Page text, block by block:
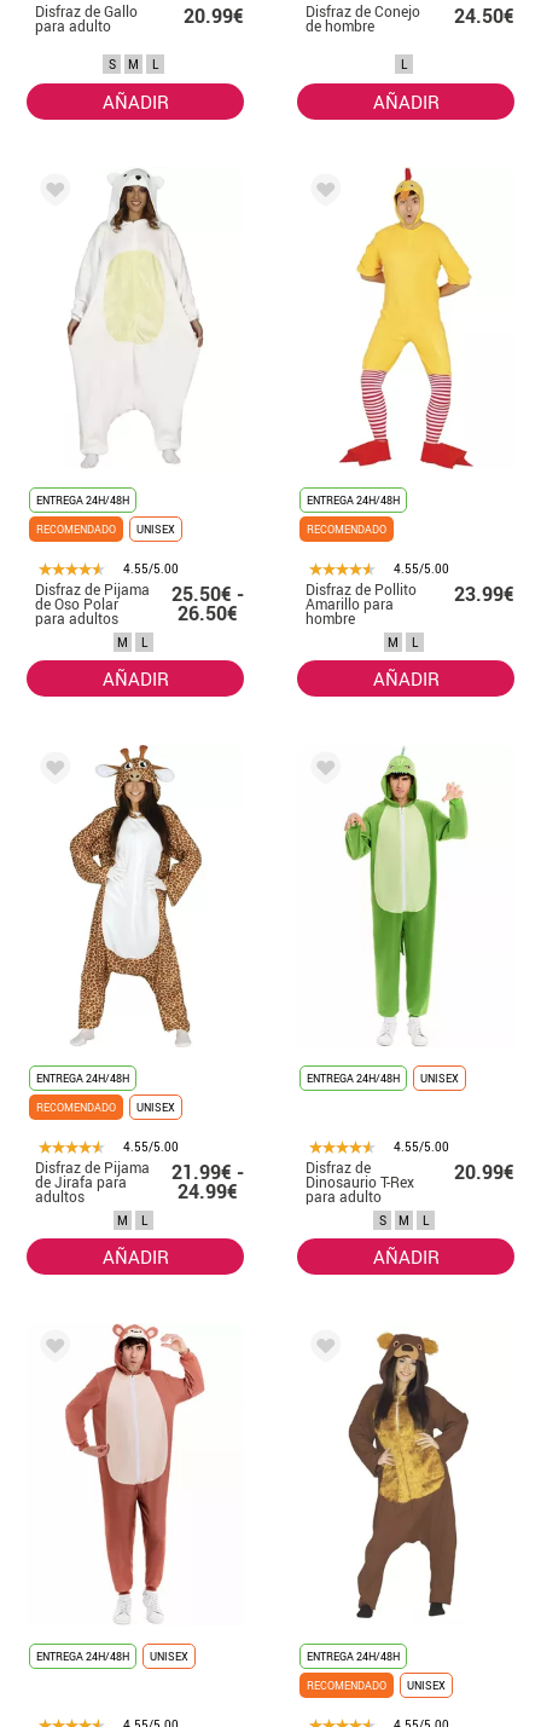
Disfraz de Gallo
para adulto 20.99€
S M L
AÑADIR
Disfraz de Conejo
de hombre 24.50€
L
AÑADIR
ENTREGA 24H/48H
RECOMENDADO
UNISEX
4.55/5.00
Disfraz de Pijama
de Oso Polar
para adultos
25.50€ -
26.50€
M L
AÑADIR
ENTREGA 24H/48H
RECOMENDADO
4.55/5.00
Disfraz de Pollito
Amarillo para
hombre
23.99€
M L
AÑADIR
ENTREGA 24H/48H
RECOMENDADO
UNISEX
4.55/5.00
Disfraz de Pijama
de Jirafa para
adultos
21.99€ -
24.99€
M L
AÑADIR
ENTREGA 24H/48H UNISEX
4.55/5.00
Disfraz de
Dinosaurio T-Rex
para adulto
20.99€
S M L
AÑADIR
ENTREGA 24H/48H UNISEX
ENTREGA 24H/48H
RECOMENDADO
UNISEX